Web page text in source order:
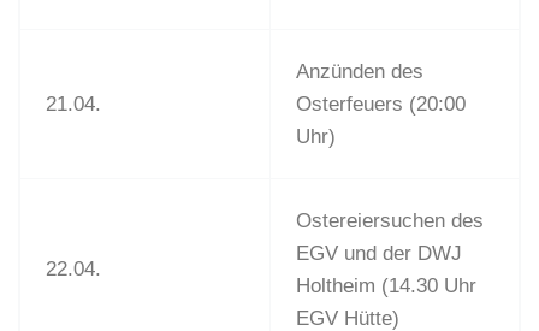
21.04.
Anzünden des
Osterfeuers (20:00
Uhr)
22.04.
Ostereiersuchen des
EGV und der DWJ
Holtheim (14.30 Uhr
EGV Hütte)